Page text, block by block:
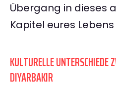
Übergang in dieses
Kapitel eures
KULTURELLE UNTERSCHIEDE
DIYARBAKIR